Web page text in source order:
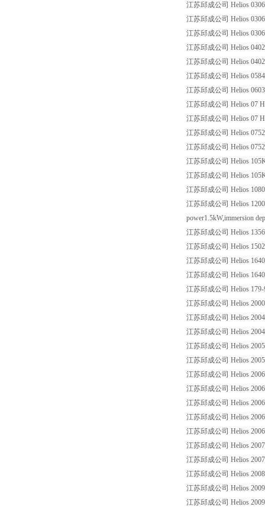
江苏邱成公司 Helios
江苏邱成公司 Helios
江苏邱成公司 Helios
江苏邱成公司 Helios
江苏邱成公司 Helios
江苏邱成公司 Helios
江苏邱成公司 Helios
江苏邱成公司 Helios 07
江苏邱成公司 Helios 07
江苏邱成公司 Helios
江苏邱成公司 Helios
江苏邱成公司 Helios
江苏邱成公司 Helios
江苏邱成公司 Helios
江苏邱成公司 Helios
power1.5kW,immersion
江苏邱成公司 Helios
江苏邱成公司 Helios
江苏邱成公司 Helios
江苏邱成公司 Helios
江苏邱成公司 Helios 179-
江苏邱成公司 Helios
江苏邱成公司 Helios
江苏邱成公司 Helios
江苏邱成公司 Helios
江苏邱成公司 Helios
江苏邱成公司 Helios
江苏邱成公司 Helios
江苏邱成公司 Helios
江苏邱成公司 Helios
江苏邱成公司 Helios
江苏邱成公司 Helios
江苏邱成公司 Helios
江苏邱成公司 Helios
江苏邱成公司 Helios
江苏邱成公司 Helios